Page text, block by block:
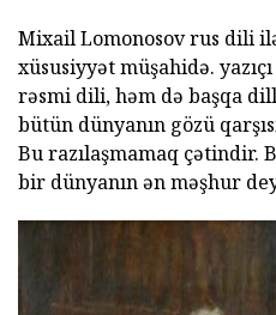
Mixail Lomonosov rus dili
xüsusiyyət müşahidə.
rəsmi dili, həm də başqa
bütün dünyanın gözü
Bu razılaşmamaq çətindir.
bir dünyanın ən məşhur